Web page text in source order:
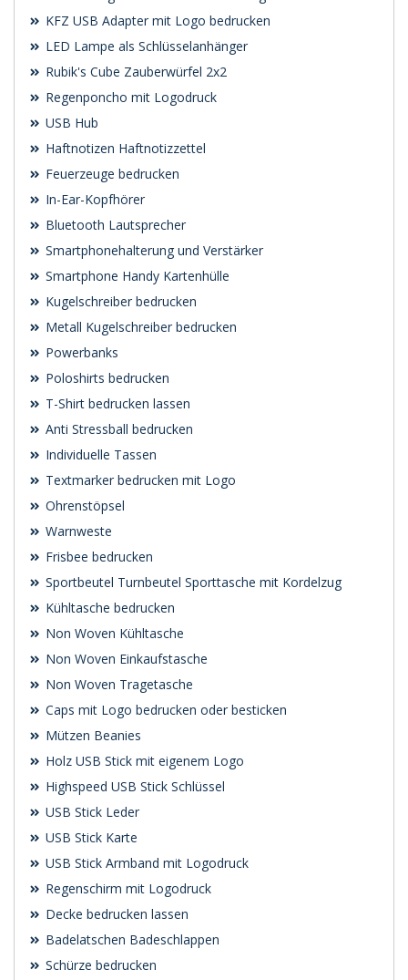
KFZ USB Adapter mit Logo bedrucken
LED Lampe als Schlüsselanhänger
Rubik's Cube Zauberwürfel 2x2
Regenponcho mit Logodruck
USB Hub
Haftnotizen Haftnotizzettel
Feuerzeuge bedrucken
In-Ear-Kopfhörer
Bluetooth Lautsprecher
Smartphonehalterung und Verstärker
Smartphone Handy Kartenhülle
Kugelschreiber bedrucken
Metall Kugelschreiber bedrucken
Powerbanks
Poloshirts bedrucken
T-Shirt bedrucken lassen
Anti Stressball bedrucken
Individuelle Tassen
Textmarker bedrucken mit Logo
Ohrenstöpsel
Warnweste
Frisbee bedrucken
Sportbeutel Turnbeutel Sporttasche mit Kordelzug
Kühltasche bedrucken
Non Woven Kühltasche
Non Woven Einkaufstasche
Non Woven Tragetasche
Caps mit Logo bedrucken oder besticken
Mützen Beanies
Holz USB Stick mit eigenem Logo
Highspeed USB Stick Schlüssel
USB Stick Leder
USB Stick Karte
USB Stick Armband mit Logodruck
Regenschirm mit Logodruck
Decke bedrucken lassen
Badelatschen Badeschlappen
Schürze bedrucken